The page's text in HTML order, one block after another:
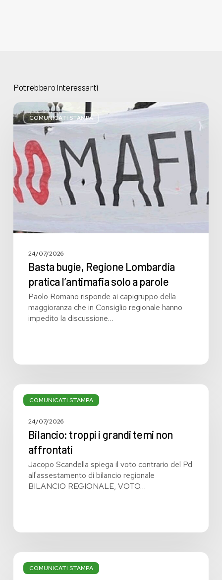
Potrebbero interessarti
COMUNICATI STAMPA
Basta
bugie,
Regione
Lombardia
pratica
l’antimafia
solo
a
parole
24/07/2026
Basta bugie, Regione Lombardia
pratica l’antimafia solo a parole
Paolo Romano risponde ai capigruppo della
maggioranza che in Consiglio regionale hanno
impedito la discussione…
COMUNICATI STAMPA
Bilancio:
troppi
grandi
affrontati
24/07/2026
Bilancio: troppi i grandi temi non
affrontati
Jacopo Scandella spiega il voto contrario del Pd
all'assestamento di bilancio regionale
BILANCIO REGIONALE, VOTO…
COMUNICATI STAMPA
Bilancio
regionale: